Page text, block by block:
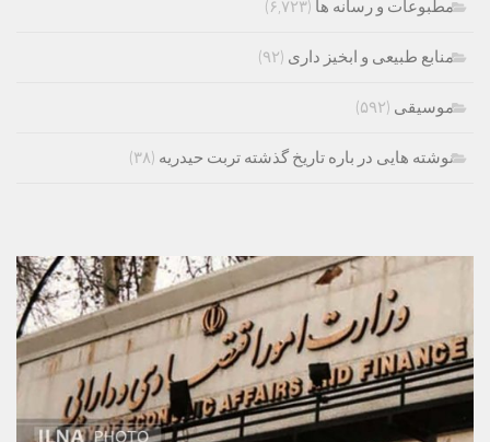
مطبوعات و رسانه ها (۶,۷۲۳)
منابع طبیعی و ابخیز داری (۹۲)
موسیقی (۵۹۲)
نوشته هایی در باره تاریخ گذشته تربت حیدریه (۳۸)